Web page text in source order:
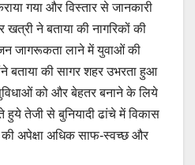
गया और विस्तार से जानकारी
खत्री ने बताया की नागरिकों की
जागरूकता लाने में युवाओं की
बताया की सागर शहर उभरता हुआ
को और बेहतर बनाने के लिये
तेजी से बुनियादी ढांचे में विकास
अपेक्षा अधिक साफ-स्वच्छ और